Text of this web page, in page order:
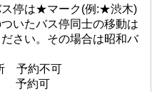
ス停は★マーク(例:★渋木)
いたバス停同士の移動は
さい。その場合は昭和バ
予約不可
予約可